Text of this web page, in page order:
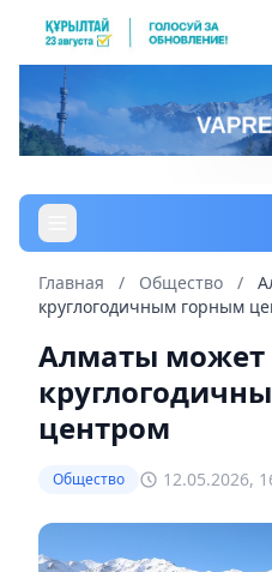
Главная / Общество /
круглогодичным горным
Алматы может
центром
Общество 12.05.2026,